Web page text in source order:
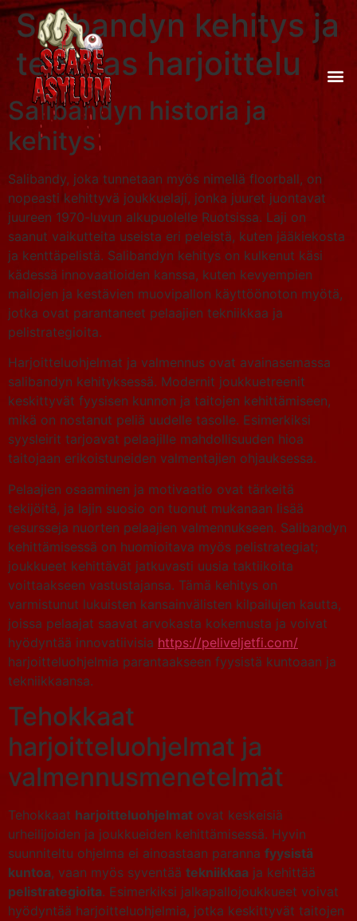
Salibandyn kehitys ja
tehokas harjoittelu
Salibandyn historia ja
kehitys
Salibandy, joka tunnetaan myös nimellä floorball, on
nopeasti kehittyvä joukkuelaji, jonka juuret juontavat
juureen 1970-luvun alkupuolelle Ruotsissa. Laji on
saanut vaikutteita useista eri peleistä, kuten jääkiekosta
ja kenttäpelistä. Salibandyn kehitys on kulkenut käsi
kädessä innovaatioiden kanssa, kuten kevyempien
mailojen ja kestävien muovipallon käyttöönoton myötä,
jotka ovat parantaneet pelaajien tekniikkaa ja
pelistrategioita.
Harjoitteluohjelmat ja valmennus ovat avainasemassa
salibandyn kehityksessä. Modernit joukkuetreenit
keskittyvät fyysisen kunnon ja taitojen kehittämiseen,
mikä on nostanut peliä uudelle tasolle. Esimerkiksi
syysleirit tarjoavat pelaajille mahdollisuuden hioa
taitojaan erikoistuneiden valmentajien ohjauksessa.
Pelaajien osaaminen ja motivaatio ovat tärkeitä
tekijöitä, ja lajin suosio on tuonut mukanaan lisää
resursseja nuorten pelaajien valmennukseen. Salibandyn
kehittämisessä on huomioitava myös pelistrategiat;
joukkueet kehittävät jatkuvasti uusia taktiikoita
voittaakseen vastustajansa. Tämä kehitys on
varmistunut lukuisten kansainvälisten kilpailujen kautta,
joissa pelaajat saavat arvokasta kokemusta ja voivat
hyödyntää innovatiivisia https://peliveljetfi.com/
harjoitteluohjelmia parantaakseen fyysistä kuntoaan ja
tekniikkaansa.
Tehokkaat
harjoitteluohjelmat ja
valmennusmenetelmät
Tehokkaat harjoitteluohjelmat ovat keskeisiä
urheilijoiden ja joukkueiden kehittämisessä. Hyvin
suunniteltu ohjelma ei ainoastaan paranna fyysistä
kuntoa, vaan myös syventää tekniikkaa ja kehittää
pelistrategioita. Esimerkiksi jalkapallojoukkueet voivat
hyödyntää harjoitteluohjelmia, jotka keskittyvät taitojen